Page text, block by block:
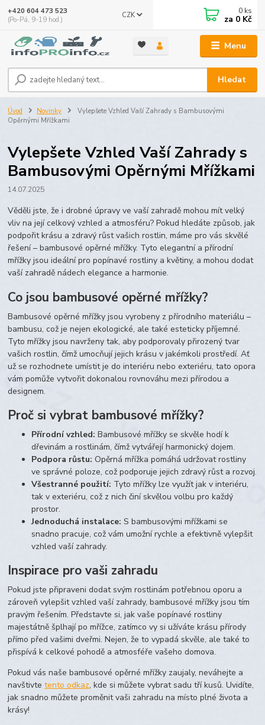
Menu
CZK
Hledat
+420 604 473 523
(Po-Pá, 9-19 hod.)
0 ks
za 0 Kč
Úvod Novinky
Vylepšete Vzhled Vaší Zahrady s Bambusovými
Opěrnými Mřížkami
Vylepšete Vzhled Vaší Zahrady s
Bambusovými Opěrnými Mřížkami
14.07.2025
Věděli jste, že i drobné úpravy ve vaší zahradě mohou mít velký
vliv na její celkový vzhled a atmosféru? Pokud hledáte způsob, jak
podpořit krásu a zdravý růst vašich rostlin, máme pro vás skvělé
řešení – bambusové opěrné mřížky. Tyto elegantní a přírodní
mřížky jsou ideální pro popínavé rostliny a květiny, a mohou dodat
vaší zahradě nádech elegance a harmonie.
Co jsou bambusové opěrné mřížky?
Bambusové opěrné mřížky jsou vyrobeny z přírodního materiálu –
bambusu, což je nejen ekologické, ale také esteticky příjemné.
Tyto mřížky jsou navrženy tak, aby podporovaly přirozený tvar
vašich rostlin, čímž umocňují jejich krásu v jakémkoli prostředí. Ať
už se rozhodnete umístit je do interiéru nebo exteriéru, tato opora
vám pomůže vytvořit dokonalou rovnováhu mezi přírodou a
designem.
Proč si vybrat bambusové mřížky?
Přírodní vzhled: Bambusové mřížky se skvěle hodí k
dřevinám a rostlinám, čímž vytvářejí harmonický dojem.
Podpora růstu: Opěrná mřížka pomáhá udržovat rostliny
ve správné poloze, což podporuje jejich zdravý růst a rozvoj.
Všestranné použití: Tyto mřížky lze využít jak v interiéru,
tak v exteriéru, což z nich činí skvělou volbu pro každý
prostor.
Jednoduchá instalace: S bambusovými mřížkami se
snadno pracuje, což vám umožní rychle a efektivně vylepšit
vzhled vaší zahrady.
Inspirace pro vaši zahradu
Pokud jste připraveni dodat svým rostlinám potřebnou oporu a
zároveň vylepšit vzhled vaší zahrady, bambusové mřížky jsou tím
pravým řešením. Představte si, jak vaše popínavé rostliny
majestátně šplhají po mřížce, zatímco vy si užíváte krásu přírody
přímo před vašimi dveřmi. Nejen, že to vypadá skvěle, ale také to
přispívá k celkové pohodě a atmosféře vašeho domova.
Pokud vás naše bambusové opěrné mřížky zaujaly, neváhejte a
navštivtetento odkaz, kde si můžete vybrat sadu tří kusů. Uvidíte,
jak snadno můžete proměnit vaši zahradu na místo plné života a
krásy!